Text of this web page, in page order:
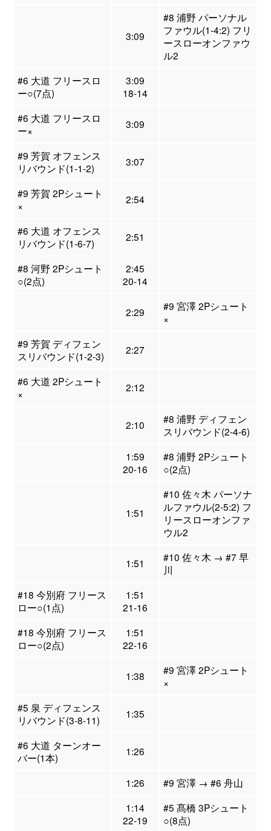
3:09
#8 浦野 パーソナル
ファウル(1-4:2) フリ
ースローオンファウ
ル2
#6 大道 フリースロ
ー○(7点)
3:09
18-14
#6 大道 フリースロ
ー×
3:09
#9 芳賀 オフェンス
リバウンド(1-1-2)
3:07
#9 芳賀 2Pシュート
×
2:54
#6 大道 オフェンス
リバウンド(1-6-7)
2:51
#8 河野 2Pシュート
○(2点)
2:45
20-14
2:29
#9 宮澤 2Pシュート
×
#9 芳賀 ディフェン
スリバウンド(1-2-3)
2:27
#6 大道 2Pシュート
×
2:12
2:10
#8 浦野 ディフェン
スリバウンド(2-4-6)
1:59
20-16
#8 浦野 2Pシュート
○(2点)
1:51
#10 佐々木 パーソナ
ルファウル(2-5:2) フ
リースローオンファ
ウル2
1:51
#10 佐々木 → #7 早
川
#18 今別府 フリース
ロー○(1点)
1:51
21-16
#18 今別府 フリース
ロー○(2点)
1:51
22-16
1:38
#9 宮澤 2Pシュート
×
#5 泉 ディフェンス
リバウンド(3-8-11)
1:35
#6 大道 ターンオー
バー(1本)
1:26
1:26
#9 宮澤 → #6 舟山
1:14
22-19
#5 髙橋 3Pシュート
○(8点)